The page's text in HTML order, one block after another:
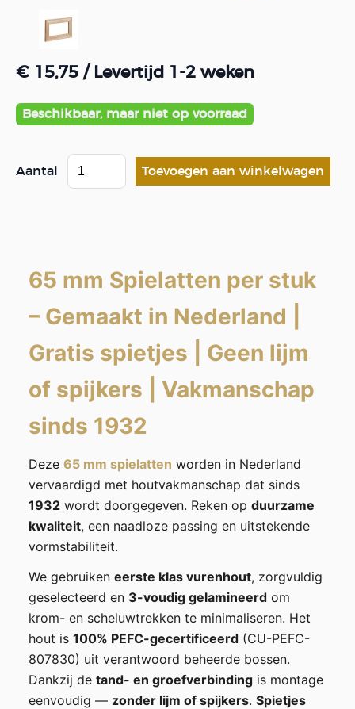
€ 15,75 / Levertijd 1-2 weken
Beschikbaar, maar niet op voorraad
Aantal
65 mm Spielatten per stuk
– Gemaakt in Nederland
Gratis spietjes
Geen lijm
of spijkers
Vakmanschap
sinds 1932
Deze 65 mm spielatten worden in Nederland
vervaardigd met houtvakmanschap dat sinds
1932 wordt doorgegeven. Reken op duurzame
kwaliteit, een naadloze passing en uitstekende
vormstabiliteit.
We gebruiken eerste klas vurenhout, zorgvuldig
geselecteerd en 3-voudig gelamineerd om
krom- en scheluwtrekken te minimaliseren. Het
hout is 100% PEFC-gecertificeerd (CU-PEFC-
807830) uit verantwoord beheerde bossen.
Dankzij de tand- en groefverbinding is montage
eenvoudig — zonder lijm of spijkers. Spietjes